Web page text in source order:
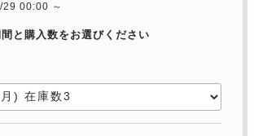
29 00:00 ～
と購入数をお選びください